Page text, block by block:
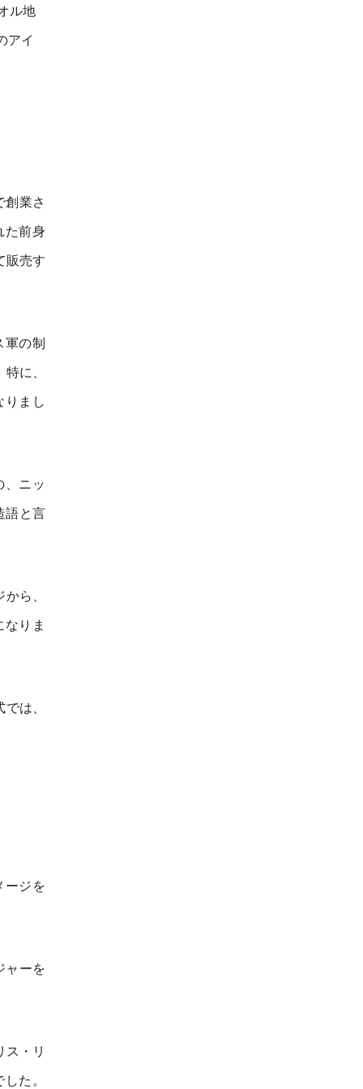
ル地
アイ
創業さ
た前身
販売す
の制
に、
りまし
、ニッ
語と言
ら、
りま
は、
ージを
ャーを
ス・リ
た。